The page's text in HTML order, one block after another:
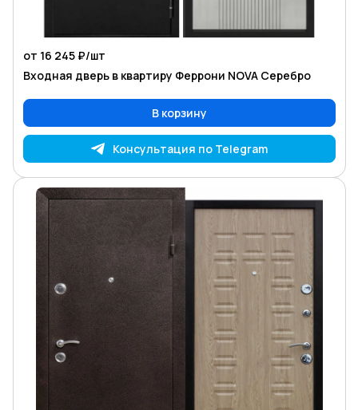
от 16 245 ₽/шт
Входная дверь в квартиру Феррони NOVA Серебро
В корзину
Консультация по Telegram